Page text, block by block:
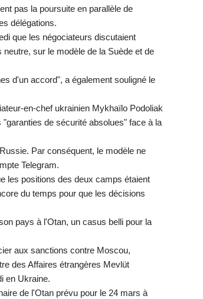
pas la poursuite en parallèle de
délégations.
que les négociateurs discutaient
sur le modèle de la Suède et de
d'un accord", a également souligné le
en-chef ukrainien Mykhaïlo Podoliak
de sécurité absolues" face à la
Par conséquent, le modèle ne
Telegram.
les positions des deux camps étaient
du temps pour que les décisions
pays à l'Otan, un casus belli pour la
aux sanctions contre Moscou,
des Affaires étrangères Mevlüt
en Ukraine.
de l'Otan prévu pour le 24 mars à